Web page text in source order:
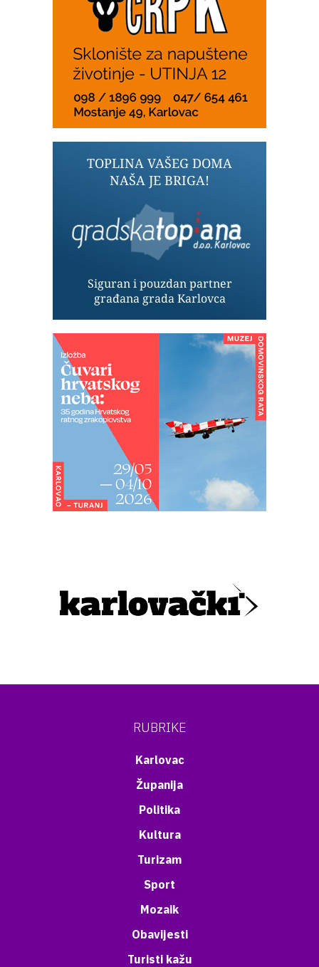
RUBRIKE
Karlovac
Županija
Politika
Kultura
Turizam
Sport
Mozaik
Obavijesti
Turisti kažu